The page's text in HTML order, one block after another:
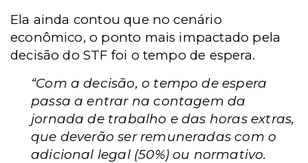
Ela ainda contou que no cenário
econômico, o ponto mais impactado pela
decisão do STF foi o tempo de espera.
“Com a decisão, o tempo de espera
passa a entrar na contagem da
jornada de trabalho e das horas extras,
que deverão ser remuneradas com o
adicional legal (50%) ou normativo.